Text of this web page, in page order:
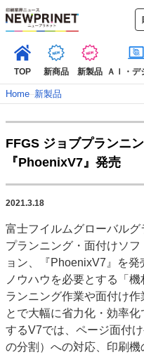
TOP 新商品 新製品 ＡＩ・デ
TOP
新着記事 特集記
インタビュー
コレクシ
SDGs・地域
ポストプレス
市場・統計
人事・移転・異動・
特集記事カテゴリー一覧
2022 見える化・MIS特集
特集・デジタル印刷 アイデアで
JAPAN PACK 2023 特集
中古印
Home–新製品
FFGS ジョブプランニ
『PhoenixV7』発売
2021.3.18
富士フイルムグローバル
プランニング・面付けソ
ョン、『PhoenixV7』を
ノウハウを必要とする「
ランニング作業や面付け
とで大幅に省力化・効率
するV7では、ページ面付
の分割）への対応、印刷